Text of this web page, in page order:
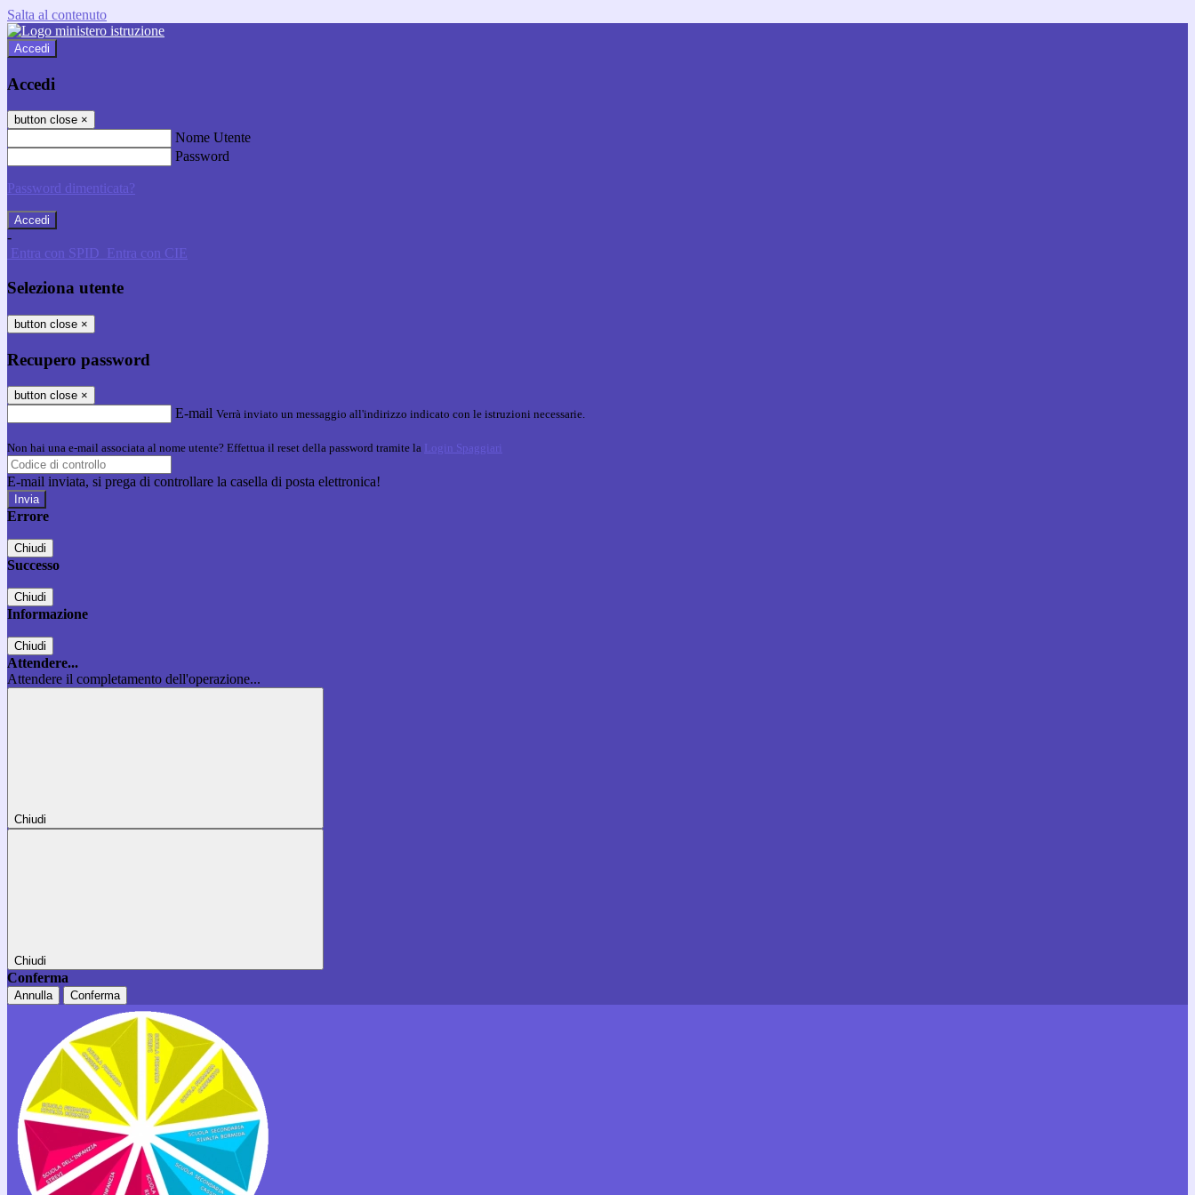
Salta al contenuto
Accedi
Accedi
button close ×
Nome Utente
Password
Password dimenticata?
-
Entra con SPID Entra con CIE
Seleziona utente
button close ×
Recupero password
button close ×
E-mail Verrà inviato un messaggio all'indirizzo indicato con le istruzioni necessarie.
Non hai una e-mail associata al nome utente? Effettua il reset della password tramite la Login Spaggiari
E-mail inviata, si prega di controllare la casella di posta elettronica!
Errore
Chiudi
Successo
Chiudi
Informazione
Chiudi
Attendere...
Attendere il completamento dell'operazione...
Chiudi
Chiudi
Conferma
Annulla Conferma